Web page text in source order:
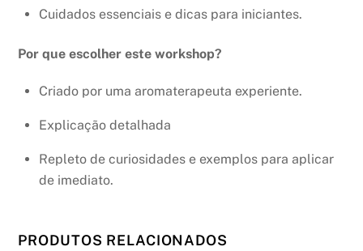
Cuidados essenciais e dicas para iniciantes.
Por que escolher este workshop?
Criado por uma aromaterapeuta experiente.
Explicação detalhada
Repleto de curiosidades e exemplos para aplicar
de imediato.
PRODUTOS RELACIONADOS